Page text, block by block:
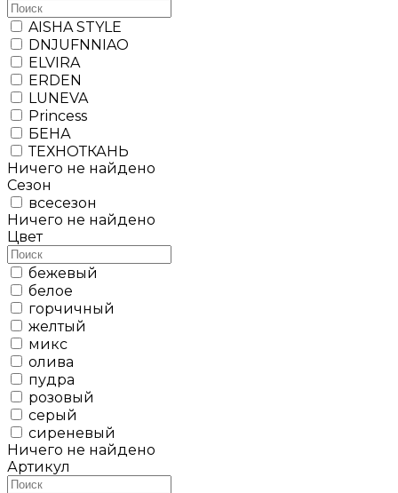
AISHA STYLE
DNJUFNNIAO
ELVIRA
ERDEN
LUNEVA
Princess
БЕНА
ТЕХНОТКАНЬ
Ничего не найдено
Сезон
всесезон
Ничего не найдено
Цвет
бежевый
белое
горчичный
желтый
микс
олива
пудра
розовый
серый
сиреневый
Ничего не найдено
Артикул